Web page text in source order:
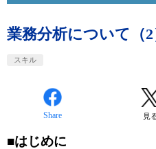
業務分析について（2
スキル
Share 見
■はじめに